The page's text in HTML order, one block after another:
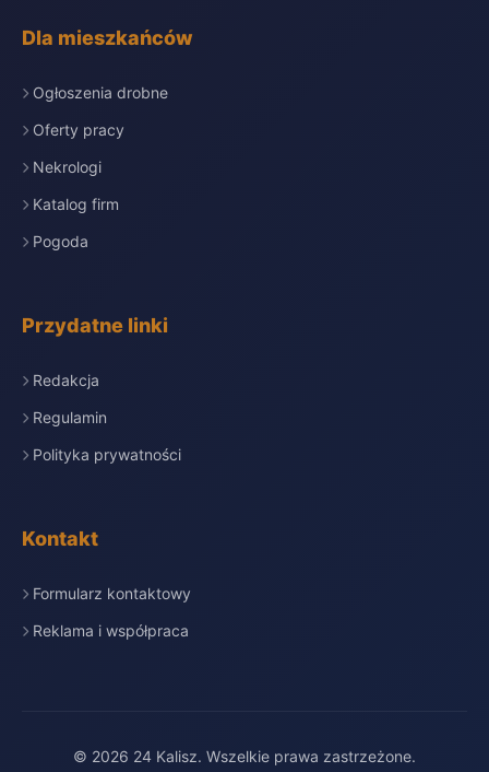
Dla mieszkańców
Ogłoszenia drobne
Oferty pracy
Nekrologi
Katalog firm
Pogoda
Przydatne linki
Redakcja
Regulamin
Polityka prywatności
Kontakt
Formularz kontaktowy
Reklama i współpraca
© 2026 24 Kalisz. Wszelkie prawa zastrzeżone.